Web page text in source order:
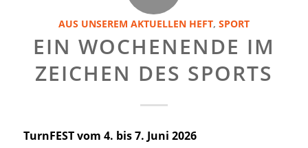
AUS UNSEREM AKTUELLEN HEFT, SPORT
EIN WOCHENENDE IM
ZEICHEN DES SPORTS
TurnFEST vom 4. bis 7. Juni 2026